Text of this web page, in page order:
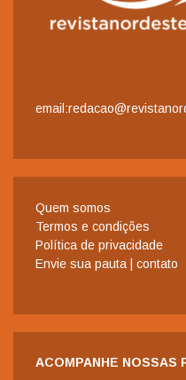
Quem somos
Termos e condições
Política de privacidade
Envie sua pauta | contato
ACOMPANHE NOSSAS